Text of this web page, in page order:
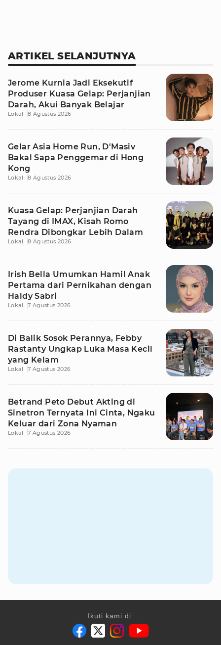
ARTIKEL SELANJUTNYA
Jerome Kurnia Jadi Eksekutif
Produser Kuasa Gelap: Perjanjian
Darah, Akui Banyak Belajar
Lokal 8 Agustus 2026
Gelar Asia Home Run, D'Masiv
Bakal Sapa Penggemar di Hong
Kong
Lokal 8 Agustus 2026
Kuasa Gelap: Perjanjian Darah
Tayang di IMAX, Kisah Romo
Rendra Dibongkar Lebih Dalam
Lokal 8 Agustus 2026
Irish Bella Umumkan Hamil Anak
Pertama dari Pernikahan dengan
Haldy Sabri
Lokal 7 Agustus 2026
Di Balik Sosok Perannya, Febby
Rastanty Ungkap Luka Masa Kecil
yang Kelam
Lokal 7 Agustus 2026
Betrand Peto Debut Akting di
Sinetron Ternyata Ini Cinta, Ngaku
Keluar dari Zona Nyaman
Lokal 7 Agustus 2026
Ikuti kami di: